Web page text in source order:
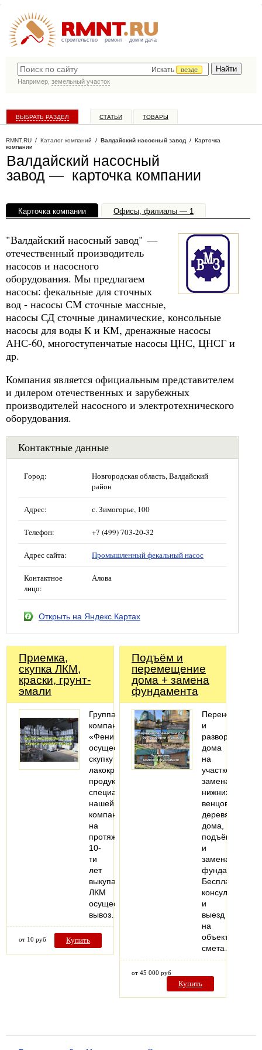
строительство ремонт дом и дача
Искать
везде
Например, земельный участок
ВЫБРАТЬ РАЗДЕЛ СТАТЬИ ТОВАРЫ
RMNT.RU / Каталог компаний / Валдайский насосный завод / Карточка
компании
Валдайский насосный
завод — карточка компании
Карточка компании Офисы, филиалы — 1
"Валдайский насосный завод" —
отечественный производитель
насосов и насосного
оборудования. Мы предлагаем
насосы: фекальные для сточных
вод - насосы СМ сточные массные,
насосы СД сточные динамические, консольные
насосы для воды К и КМ, дренажные насосы
АНС-60, многоступенчатые насосы ЦНС, ЦНСГ и
др.
Компания является официальным представителем
и дилером отечественных и зарубежных
производителей насосного и электротехнического
оборудования.
Контактные данные
Город:
Новгородская область, Валдайский
район
Адрес: с. Зимогорье, 100
Телефон: +7 (499) 703-20-32
Адрес сайта: Промышленный фекальный насос
Контактное
лицо:
Алова
Открыть на Яндекс.Картах
Приемка,
скупка ЛКМ,
краски, грунт-
эмали
Группа
компаний
«Феникс»
осуществляет
скупку
лакокрасочной
продукции,
специалисты
нашей
компании
на
протяжении
10-
ти
лет
выкупают
ЛКМ
осуществляя
вывоз…
от 10 руб Купить
Подъём и
перемещение
дома + замена
фундамента
Перенос
и
разворот
дома
на
участке,
замена
нижних
венцов
деревянного
дома,
подъём
и
замена
фундамента.
Бесплатная
консультация
и
выезд
на
объект,
смета…
от 45 000 руб
Купить